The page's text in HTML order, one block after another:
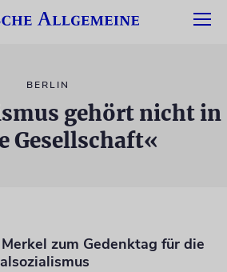
BERLIN
gehört nicht in
Gesellschaft«
zum Gedenktag für die